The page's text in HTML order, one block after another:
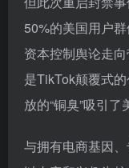
50%的美国用户
资本控制舆论走
是TikTok颠覆式
放的“铜臭”吸引了
以内容和兴趣为